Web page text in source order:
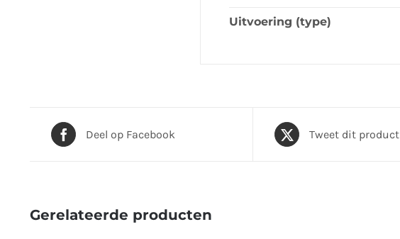
Uitvoering (type)
Deel op Facebook Tweet dit product
Gerelateerde producten